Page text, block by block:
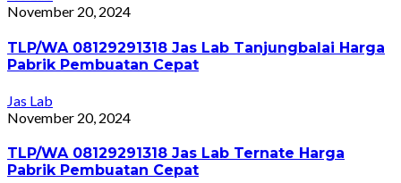
November 20, 2024
TLP/WA 08129291318 Jas Lab Tanjungbalai Harga
Pabrik Pembuatan Cepat
Jas Lab
November 20, 2024
TLP/WA 08129291318 Jas Lab Ternate Harga
Pabrik Pembuatan Cepat